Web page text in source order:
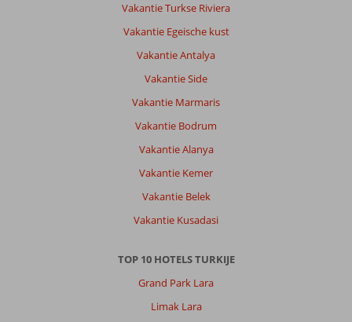
Vakantie Turkse Riviera
Vakantie Egeische kust
Vakantie Antalya
Vakantie Side
Vakantie Marmaris
Vakantie Bodrum
Vakantie Alanya
Vakantie Kemer
Vakantie Belek
Vakantie Kusadasi
TOP 10 HOTELS TURKIJE
Grand Park Lara
Limak Lara